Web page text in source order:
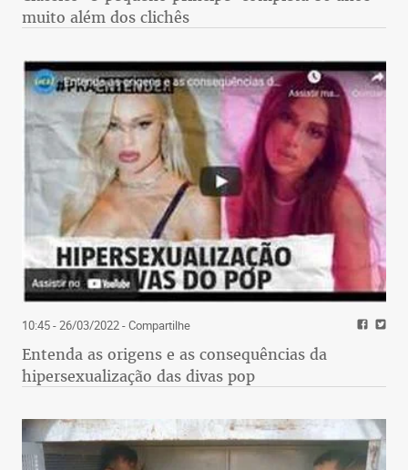
muito além dos clichês
10:45 - 26/03/2022- Compartilhe
Entenda as origens e as consequências da
hipersexualização das divas pop